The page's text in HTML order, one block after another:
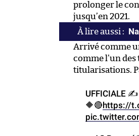
prolonger le
jusqu’en 2021.
Arrivé comme
comme l’un
titularisations.
UFFICIALE ✍️
🔶🔴https://